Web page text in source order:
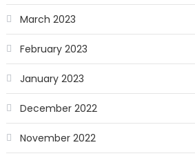
March 2023
February 2023
January 2023
December 2022
November 2022